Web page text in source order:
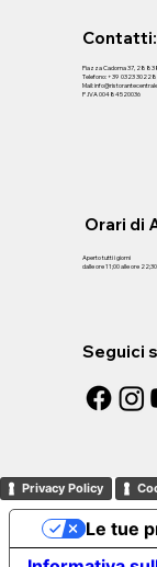
Piazza Cadorna 37,
Telefono: +39 0323 30228
Mail:
P .IVA 00484520036
Contatti:
Aperto tutti i giorni
dalle ore 11;00 alle ore 22;30
Orari di
Seguici
Privacy Policy
Le tue